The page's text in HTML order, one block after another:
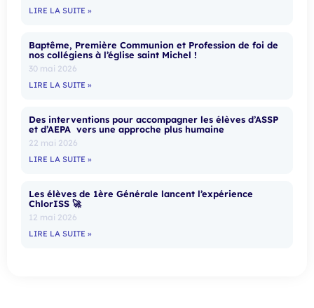
LIRE LA SUITE »
Baptême, Première Communion et Profession de foi de
nos collégiens à l’église saint Michel !
30 mai 2026
LIRE LA SUITE »
Des interventions pour accompagner les élèves d’ASSP
et d’AEPA vers une approche plus humaine
22 mai 2026
LIRE LA SUITE »
Les élèves de 1ère Générale lancent l’expérience
ChlorISS 🚀
12 mai 2026
LIRE LA SUITE »